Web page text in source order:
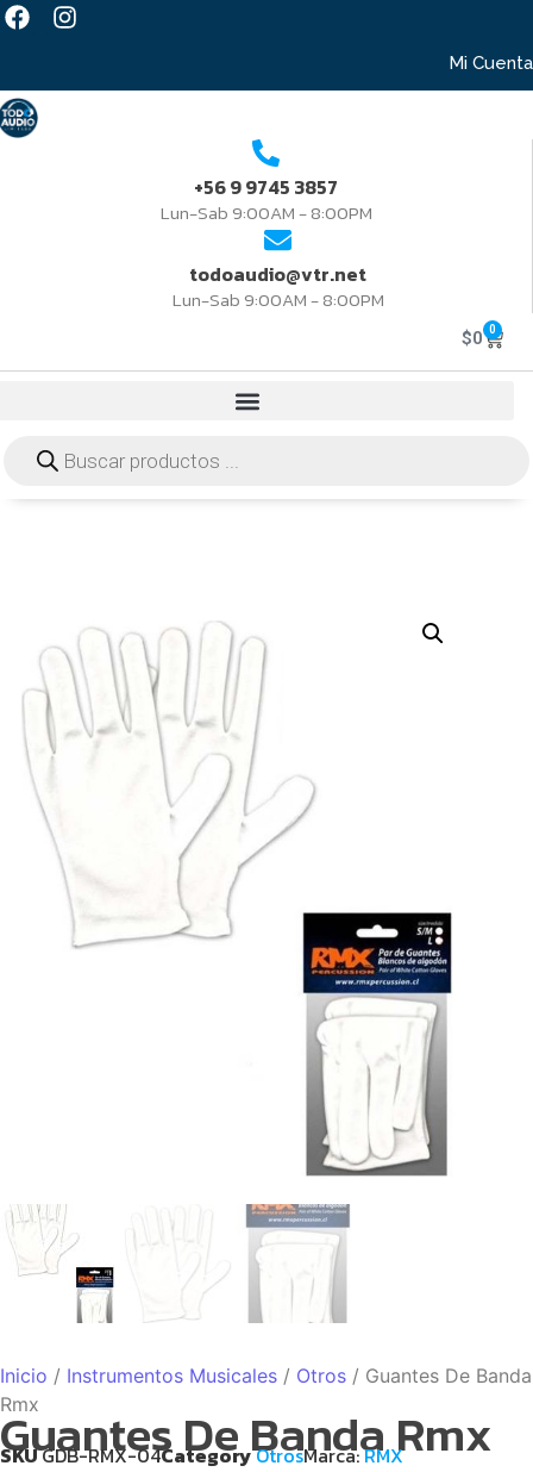
Mi Cuenta
+56 9 9745 3857
Lun-Sab 9:00AM - 8:00PM
todoaudio@vtr.net
Lun-Sab 9:00AM - 8:00PM
$0 0
Inicio / Instrumentos Musicales / Otros / Guantes De Banda
Rmx
Guantes De Banda Rmx
SKUGDB-RMX-04CategoryOtrosMarca:RMX